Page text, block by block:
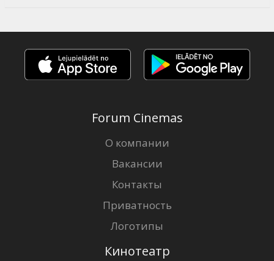
Forum Cinemas
О компании
Вакансии
Контакты
Приватность
Логотипы
Кинотеатр